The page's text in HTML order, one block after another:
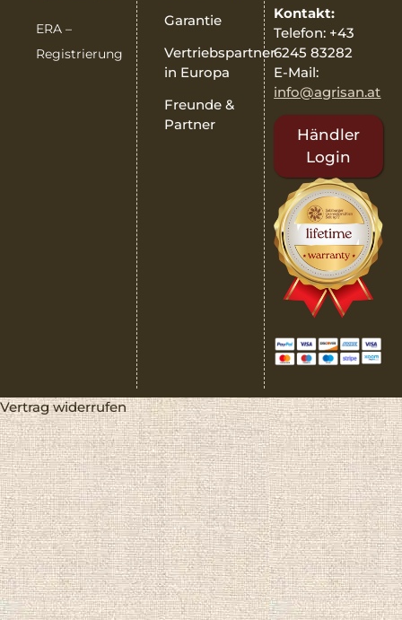
ERA –
Registrierung
Garantie
Vertriebspartner
in Europa
Freunde &
Partner
Kontakt:
Telefon: +43
6245 83282
E-Mail:
info@agrisan.at
Händler
Login
Vertrag widerrufen